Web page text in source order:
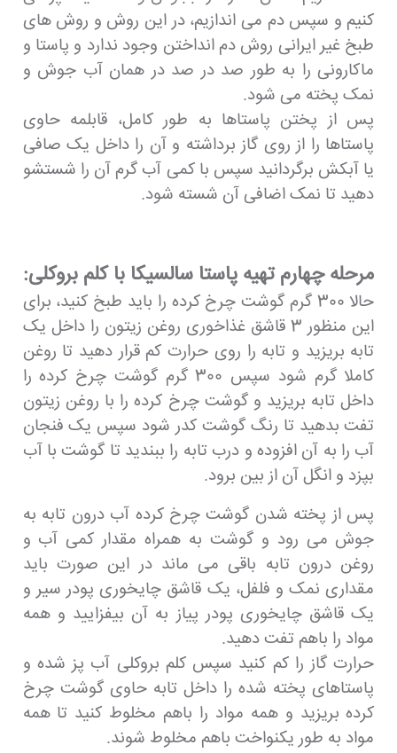
کنیم و سپس دم می اندازیم، در این روش و روش های
طبخ غیر ایرانی روش دم انداختن وجود ندارد و پاستا و
ماکارونی را به طور صد در صد در همان آب جوش و
نمک پخته می شود.
پس از پختن پاستاها به طور کامل، قابلمه حاوی
پاستاها را از روی گاز برداشته و آن را داخل یک صافی
یا آبکش برگردانید سپس با کمی آب گرم آن را شستشو
دهید تا نمک اضافی آن شسته شود.
مرحله چهارم تهیه پاستا سالسیکا با کلم بروکلی:
حالا 300 گرم گوشت چرخ کرده را باید طبخ کنید، برای
این منظور 3 قاشق غذاخوری روغن زیتون را داخل یک
تابه بریزید و تابه را روی حرارت کم قرار دهید تا روغن
کاملا گرم شود سپس 300 گرم گوشت چرخ کرده را
داخل تابه بریزید و گوشت چرخ کرده را با روغن زیتون
تفت بدهید تا رنگ گوشت کدر شود سپس یک فنجان
آب را به آن افزوده و درب تابه را ببندید تا گوشت با آب
بپزد و انگل آن از بین برود.
پس از پخته شدن گوشت چرخ کرده آب درون تابه به
جوش می رود و گوشت به همراه مقدار کمی آب و
روغن درون تابه باقی می ماند در این صورت باید
مقداری نمک و فلفل، یک قاشق چایخوری پودر سیر و
یک قاشق چایخوری پودر پیاز به آن بیفزایید و همه
مواد را باهم تفت دهید.
حرارت گاز را کم کنید سپس کلم بروکلی آب پز شده و
پاستاهای پخته شده را داخل تابه حاوی گوشت چرخ
کرده بریزید و همه مواد را باهم مخلوط کنید تا همه
مواد به طور یکنواخت باهم مخلوط شوند.